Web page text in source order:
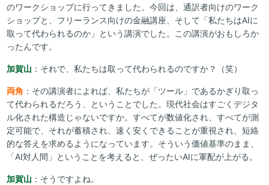
のワークショップに行ってきました。今回は、通訳者向けのワーク
ショップと、フリーランス向けの金融講座、そして「私たちはAIに
取って代わられるのか」という講演でした。この講演がおもしろか
ったんです。
加賀山 ：それで、私たちは取って代わられるのですか？（笑）
両角 ：その講演者によれば、私たちが「ツール」であるかぎり取っ
て代わられるだろう、ということでした。現代社会はすごくデジタ
ル化された構造じゃないですか。すべてが数値化され、すべてが測
定可能で、それが蓄積され、速く安くできることが重視され、短絡
的な答えを求めるようになっています。そういう価値基準のまま、
「AI対人間」ということを考えると、ぜったいAIに軍配が上がる。
加賀山 ：そうですよね。